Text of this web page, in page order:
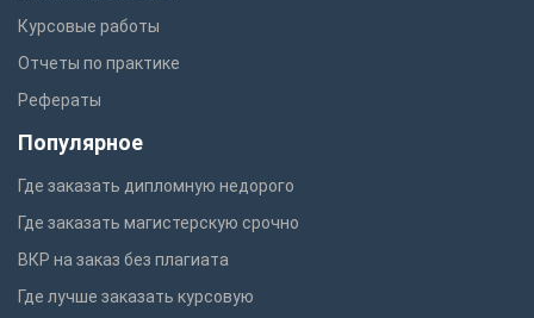
Курсовые работы
Отчеты по практике
Рефераты
Популярное
Где заказать дипломную недорого
Где заказать магистерскую срочно
ВКР на заказ без плагиата
Где лучше заказать курсовую